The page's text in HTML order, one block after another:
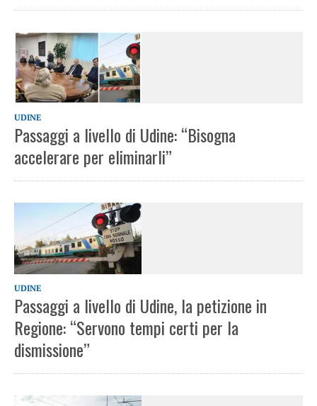
UDINE
Passaggi a livello di Udine: “Bisogna
accelerare per eliminarli”
UDINE
Passaggi a livello di Udine, la petizione in
Regione: “Servono tempi certi per la
dismissione”